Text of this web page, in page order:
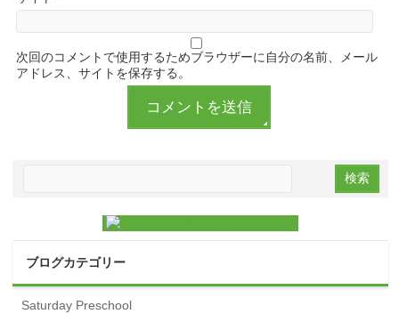
次回のコメントで使用するためブラウザーに自分の名前、メール
アドレス、サイトを保存する。
ブログカテゴリー
Saturday Preschool